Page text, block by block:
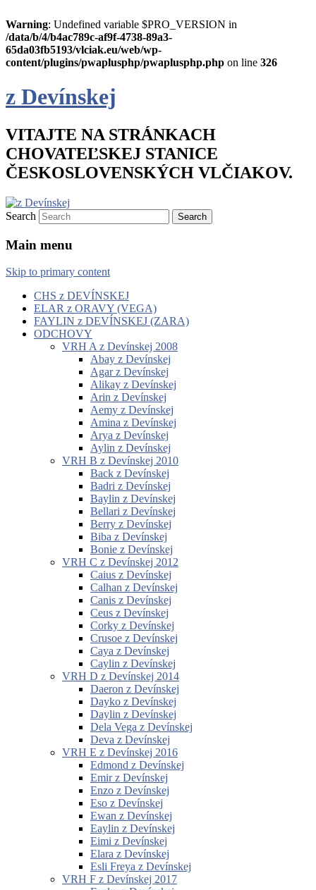
Warning: Undefined variable $PRO_VERSION in
/data/b/4/b4ac789c-af9f-4738-89a3-
65da03fb5193/vlciak.eu/web/wp-
content/plugins/pwaplusphp/pwaplusphp.php on line 326
z Devínskej
VITAJTE NA STRÁNKACH
CHOVATEĽSKEJ STANICE
ČESKOSLOVENSKÝCH VLČIAKOV.
Search
Main menu
Skip to primary content
CHS z DEVÍNSKEJ
ELAR z ORAVY (VEGA)
FAYLIN z DEVÍNSKEJ (ZARA)
ODCHOVY
VRH A z Devínskej 2008
Abay z Devínskej
Agar z Devínskej
Alikay z Devínskej
Arin z Devínskej
Aemy z Devínskej
Amina z Devínskej
Arya z Devínskej
Aylin z Devínskej
VRH B z Devínskej 2010
Back z Devínskej
Badri z Devínskej
Baylin z Devínskej
Bellari z Devínskej
Berry z Devínskej
Biba z Devínskej
Bonie z Devínskej
VRH C z Devínskej 2012
Caius z Devínskej
Calhan z Devínskej
Canis z Devínskej
Ceus z Devínskej
Corky z Devínskej
Crusoe z Devínskej
Caya z Devínskej
Caylin z Devínskej
VRH D z Devínskej 2014
Daeron z Devínskej
Dayko z Devínskej
Daylin z Devínskej
Dela Vega z Devínskej
Deva z Devínskej
VRH E z Devínskej 2016
Edmond z Devínskej
Emir z Devínskej
Enzo z Devínskej
Eso z Devínskej
Ewan z Devínskej
Eaylin z Devínskej
Eimi z Devínskej
Elara z Devínskej
Esli Freya z Devínskej
VRH F z Devínskej 2017